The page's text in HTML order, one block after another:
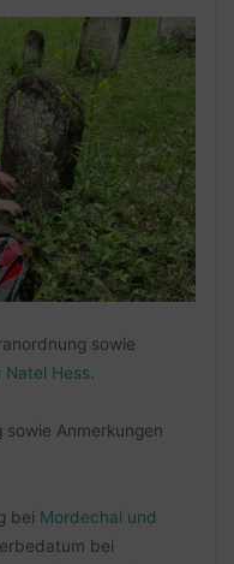
sowie
Natel Hess
Anmerkungen
bei Mordechai und
bei